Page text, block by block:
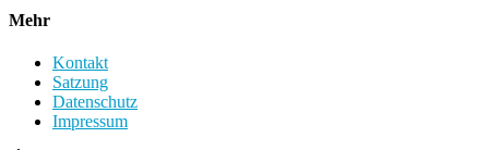
Mehr
Kontakt
Satzung
Datenschutz
Impressum